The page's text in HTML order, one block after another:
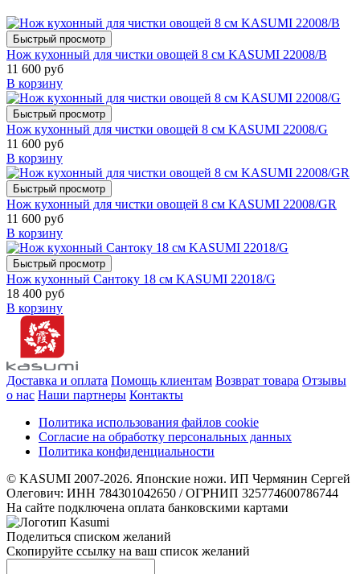
Быстрый просмотр
Нож кухонный для чистки овощей 8 см KASUMI 22008/B
11 600 руб
В корзину
Быстрый просмотр
Нож кухонный для чистки овощей 8 см KASUMI 22008/G
11 600 руб
В корзину
Быстрый просмотр
Нож кухонный для чистки овощей 8 см KASUMI 22008/GR
11 600 руб
В корзину
Быстрый просмотр
Нож кухонный Сантоку 18 см KASUMI 22018/G
18 400 руб
В корзину
Доставка и оплата Помощь клиентам Возврат товара Отзывы
о нас Наши партнеры Контакты
Политика использования файлов cookie
Согласие на обработку персональных данных
Политика конфиденциальности
© KASUMI 2007-2026. Японские ножи. ИП Чермянин Сергей
Олегович: ИНН 784301042650 / ОГРНИП 325774600786744
На сайте подключена оплата банковскими картами
Поделиться списком желаний
Скопируйте ссылку на ваш список желаний